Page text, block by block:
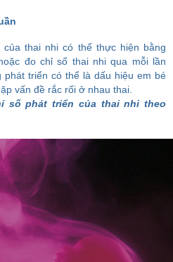
thai nhi có thể thực hiện bằng
đo chỉ số thai nhi qua mỗi lần
phát triển có thể là dấu hiệu em bé
vấn đề rắc rối ở nhau thai.
số phát triển của thai nhi theo